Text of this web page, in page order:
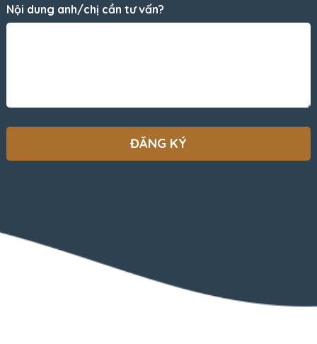
Nội dung anh/chị cần tư vấn?